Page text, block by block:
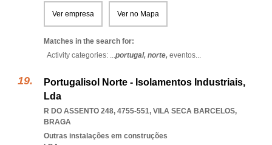
Ver empresa Ver no Mapa
Matches in the search for:
Activity categories: ...portugal, norte, eventos...
Portugalisol Norte - Isolamentos Industriais,
Lda
R DO ASSENTO 248, 4755-551, VILA SECA BARCELOS,
BRAGA
Outras instalações em construções